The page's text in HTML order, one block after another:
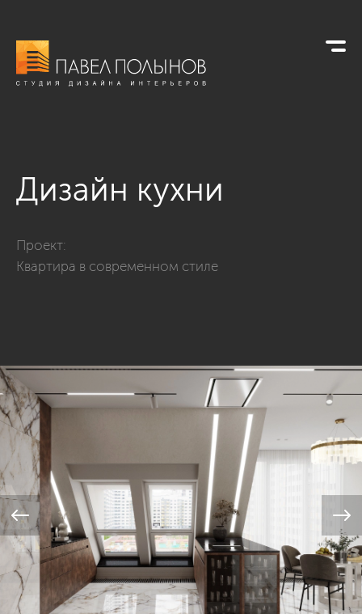
Дизайн кухни
Проект:
Квартира в современном стиле